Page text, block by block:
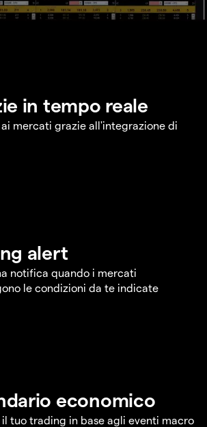
in tempo reale
ai mercati grazie all'integrazione di
alert
notifica quando i mercati
le condizioni da te indicate
economico
il tuo trading in base agli eventi macro